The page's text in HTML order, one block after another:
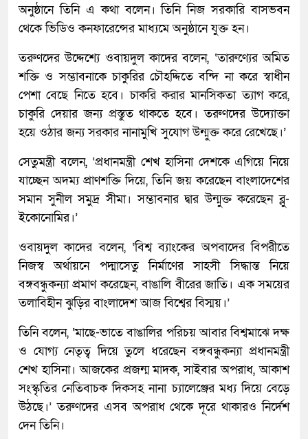
অনুষ্ঠানে তিনি এ কথা বলেন। তিনি নিজ সরকারি বাসভবন
থেকে ভিডিও কনফারেন্সের মাধ্যমে অনুষ্ঠানে যুক্ত হন।
তরুণদের উদ্দেশ্যে ওবায়দুল কাদের বলেন, ‘তারুণ্যের অমিত
শক্তি ও সম্ভাবনাকে চাকুরির চৌহদ্দিতে বন্দি না করে স্বাধীন
পেশা বেছে নিতে হবে। চাকরি করার মানসিকতা ত্যাগ করে,
চাকুরি দেয়ার জন্য প্রস্তুত থাকতে হবে। তরুণদের উদ্যোক্তা
হয়ে ওঠার জন্য সরকার নানামুখি সুযোগ উন্মুক্ত করে রেখেছে।’
সেতুমন্ত্রী বলেন, ‘প্রধানমন্ত্রী শেখ হাসিনা দেশকে এগিয়ে নিয়ে
যাচ্ছেন অদম্য প্রাণশক্তি দিয়ে, তিনি জয় করেছেন বাংলাদেশের
সমান সুনীল সমুদ্র সীমা। সম্ভাবনার দ্বার উন্মুক্ত করেছেন ব্লু-
ইকোনোমির।’
ওবায়দুল কাদের বলেন, ‘বিশ্ব ব্যাংকের অপবাদের বিপরীতে
নিজস্ব অর্থায়নে পদ্মাসেতু নির্মাণের সাহসী সিদ্ধান্ত নিয়ে
বঙ্গবন্ধুকন্যা প্রমাণ করেছেন, বাঙালি বীরের জাতি। এক সময়ের
তলাবিহীন ঝুড়ির বাংলাদেশ আজ বিশ্বের বিস্ময়।’
তিনি বলেন, ‘মাছে-ভাতে বাঙালির পরিচয় আবার বিশ্বমাঝে দক্ষ
ও যোগ্য নেতৃত্ব দিয়ে তুলে ধরেছেন বঙ্গবন্ধুকন্যা প্রধানমন্ত্রী
শেখ হাসিনা। আজকের প্রজন্ম মাদক, সাইবার অপরাধ, আকাশ
সংস্কৃতির নেতিবাচক দিকসহ নানা চ্যালেঞ্জের মধ্য দিয়ে বেড়ে
উঠছে।’ তরুণদের এসব অপরাধ থেকে দূরে থাকারও নির্দেশ
দেন তিনি।